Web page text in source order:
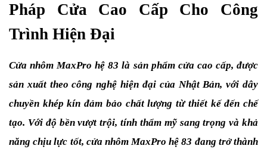
Pháp Cửa Cao Cấp Cho Công
Trình Hiện Đại
Cửa nhôm MaxPro hệ 83 là sản phẩm cửa cao cấp, được
sản xuất theo công nghệ hiện đại của Nhật Bản, với dây
chuyền khép kín đảm bảo chất lượng từ thiết kế đến chế
tạo. Với độ bền vượt trội, tính thẩm mỹ sang trọng và khả
năng chịu lực tốt, cửa nhôm MaxPro hệ 83 đang trở thành